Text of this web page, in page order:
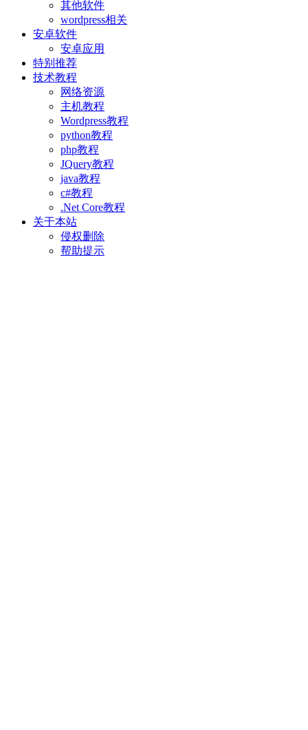
其他软件
wordpress相关
安卓软件
安卓应用
特别推荐
技术教程
网络资源
主机教程
Wordpress教程
python教程
php教程
JQuery教程
java教程
c#教程
.Net Core教程
关于本站
侵权删除
帮助提示